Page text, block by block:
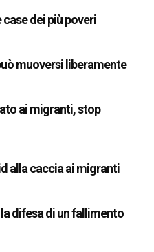
dei più poveri
muoversi liberamente
ai migranti, stop
alla caccia ai migranti
difesa di un fallimento